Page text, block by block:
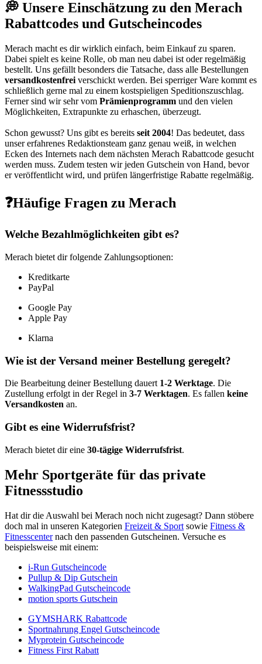
💭 Unsere Einschätzung zu den Merach
Rabattcodes und Gutscheincodes
Merach macht es dir wirklich einfach, beim Einkauf zu sparen.
Dabei spielt es keine Rolle, ob man neu dabei ist oder regelmäßig
bestellt. Uns gefällt besonders die Tatsache, dass alle Bestellungen
versandkostenfrei verschickt werden. Bei sperriger Ware kommt es
schließlich gerne mal zu einem kostspieligen Speditionszuschlag.
Ferner sind wir sehr vom Prämienprogramm und den vielen
Möglichkeiten, Extrapunkte zu erhaschen, überzeugt.
Schon gewusst? Uns gibt es bereits seit 2004! Das bedeutet, dass
unser erfahrenes Redaktionsteam ganz genau weiß, in welchen
Ecken des Internets nach dem nächsten Merach Rabattcode gesucht
werden muss. Zudem testen wir jeden Gutschein von Hand, bevor
er veröffentlicht wird, und prüfen längerfristige Rabatte regelmäßig.
❓Häufige Fragen zu Merach
Welche Bezahlmöglichkeiten gibt es?
Merach bietet dir folgende Zahlungsoptionen:
Kreditkarte
PayPal
Google Pay
Apple Pay
Klarna
Wie ist der Versand meiner Bestellung geregelt?
Die Bearbeitung deiner Bestellung dauert 1-2 Werktage. Die
Zustellung erfolgt in der Regel in 3-7 Werktagen. Es fallen keine
Versandkosten an.
Gibt es eine Widerrufsfrist?
Merach bietet dir eine 30-tägige Widerrufsfrist.
Mehr Sportgeräte für das private
Fitnessstudio
Hat dir die Auswahl bei Merach noch nicht zugesagt? Dann stöbere
doch mal in unseren Kategorien Freizeit & Sport sowie Fitness &
Fitnesscenternach den passenden Gutscheinen. Versuche es
beispielsweise mit einem:
i-Run Gutscheincode
Pullup & Dip Gutschein
WalkingPad Gutscheincode
motion sports Gutschein
GYMSHARK Rabattcode
Sportnahrung Engel Gutscheincode
Myprotein Gutscheincode
Fitness First Rabatt